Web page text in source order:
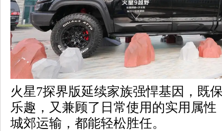
火星7探界版延续家族强悍基因，既
乐趣，又兼顾了日常使用的实用属
城郊运输，都能轻松胜任。